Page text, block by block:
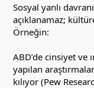
Sosyal yanlı
açıklanamaz;
Örneğin:
ABD’de cinsiyet ve
yapılan
kılıyor (Pew